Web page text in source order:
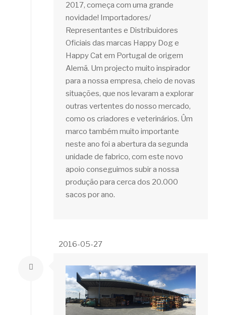
2017, começa com uma grande
novidade! Importadores/
Representantes e Distribuidores
Oficiais das marcas Happy Dog e
Happy Cat em Portugal de origem
Alemã. Um projecto muito inspirador
para a nossa empresa, cheio de novas
situações, que nos levaram a explorar
outras vertentes do nosso mercado,
como os criadores e veterinários. Ûm
marco também muito importante
neste ano foi a abertura da segunda
unidade de fabrico, com este novo
apoio conseguimos subir a nossa
produção para cerca dos 20.000
sacos por ano.
2016-05-27